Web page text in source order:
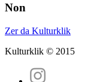
Non
Zer da Kulturklik
Kulturklik © 2015